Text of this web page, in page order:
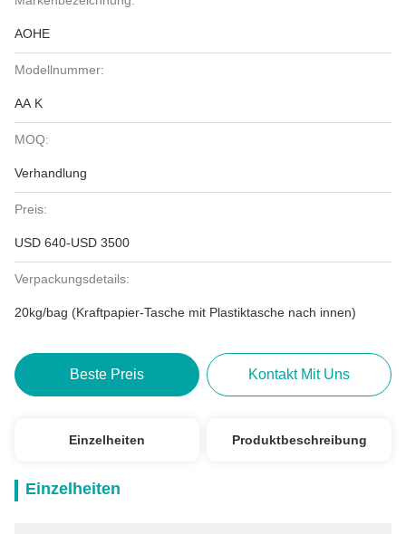
AOHE
Modellnummer:
AA K
MOQ:
Verhandlung
Preis:
USD 640-USD 3500
Verpackungsdetails:
20kg/bag (Kraftpapier-Tasche mit Plastiktasche nach innen)
Beste Preis Kontakt Mit Uns
Einzelheiten Produktbeschreibung
Einzelheiten